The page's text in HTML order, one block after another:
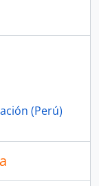
(Perú)